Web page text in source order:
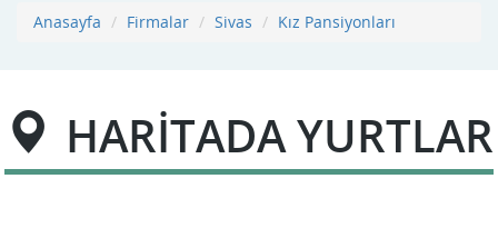
Anasayfa
Firmalar Sivas Kız Pansiyonları
HARİTADA YURTLAR